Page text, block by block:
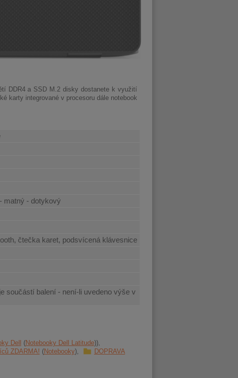
DDR4a SSD M.2 disky dostanete k využití
karty integrované v procesoru dále notebook
matný - dotykový
čtečka karet, podsvícená klávesnice
součástí balení - není-li uvedeno výše v
Dell
Notebooky Dell Latitude
ZDARMA! Notebooky
DOPRAVA